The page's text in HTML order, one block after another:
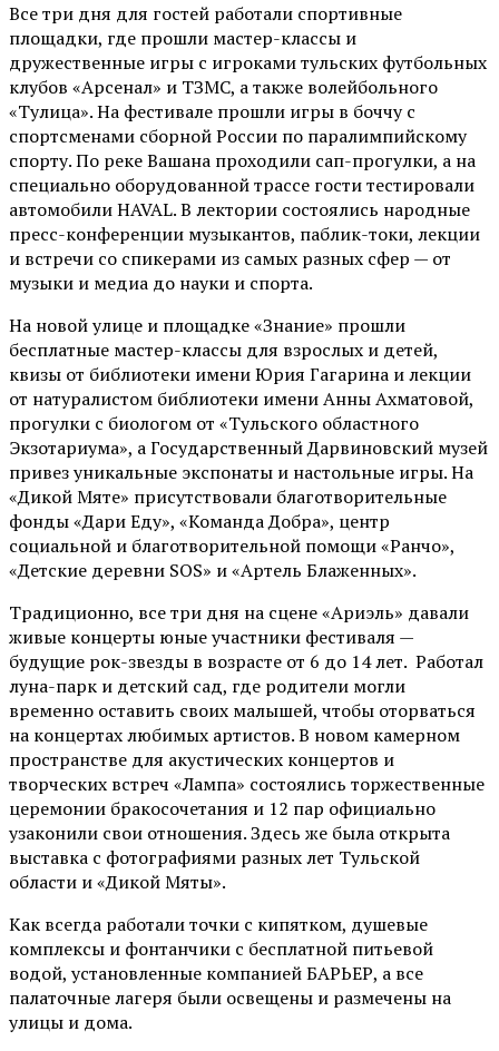
Все три дня для гостей работали спортивные
площадки, где прошли мастер-классы и
дружественные игры с игроками тульских футбольных
клубов «Арсенал» и ТЗМС, а также волейбольного
«Тулица». На фестивале прошли игры в боччу с
спортсменами сборной России по паралимпийскому
спорту. По реке Вашана проходили сап-прогулки, а на
специально оборудованной трассе гости тестировали
автомобили HAVAL. В лектории состоялись народные
пресс-конференции музыкантов, паблик-токи, лекции
и встречи со спикерами из самых разных сфер — от
музыки и медиа до науки и спорта.
На новой улице и площадке «Знание» прошли
бесплатные мастер-классы для взрослых и детей,
квизы от библиотеки имени Юрия Гагарина и лекции
от натуралистом библиотеки имени Анны Ахматовой,
прогулки с биологом от «Тульского областного
Экзотариума», а Государственный Дарвиновский музей
привез уникальные экспонаты и настольные игры. На
«Дикой Мяте» присутствовали благотворительные
фонды «Дари Еду», «Команда Добра», центр
социальной и благотворительной помощи «Ранчо»,
«Детские деревни SOS» и «Артель Блаженных».
Традиционно, все три дня на сцене«Ариэль» давали
живые концерты юные участники фестиваля —
будущие рок-звезды в возрасте от 6 до 14 лет. Работал
луна-парк и детский сад, где родители могли
временно оставить своих малышей, чтобы оторваться
на концертах любимых артистов. В новом камерном
пространстве для акустических концертов и
творческих встреч «Лампа» состоялись торжественные
церемонии бракосочетания и 12 пар официально
узаконили свои отношения. Здесь же была открыта
выставка с фотографиями разных лет Тульской
области и «Дикой Мяты».
Как всегда работали точки с кипятком, душевые
комплексы и фонтанчики с бесплатной питьевой
водой, установленные компанией БАРЬЕР, а все
палаточные лагеря были освещены и размечены на
улицы и дома.